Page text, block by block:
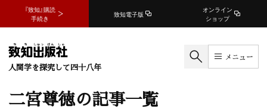
『致知』購読
手続き
致知電子版
オンライン
ショップ
人間学を探究して四十八年
メニュー
二宮尊徳の記事一覧